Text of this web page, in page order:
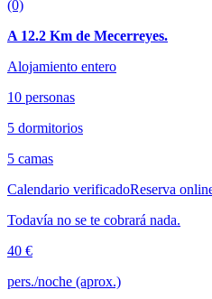
(0)
A 12.2 Km de Mecerreyes.
Alojamiento entero
10 personas
5 dormitorios
5 camas
Calendario verificadoReserva
Todavía no se te cobrará nada.
40 €
pers./noche (aprox.)